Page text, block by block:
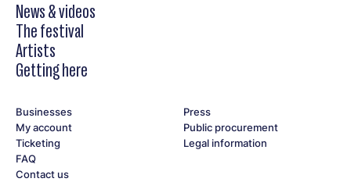
News & videos
The festival
Artists
Getting here
Businesses
My account
Ticketing
FAQ
Contact us
Press
Public procurement
Legal information